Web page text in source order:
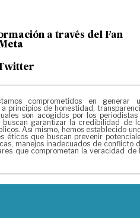
a través del Fan
comprometidos en generar
principios de honestidad,
son acogidos por los periodistas
garantizar la credibilidad de
Así mismo, hemos establecido
éticos que buscan prevenir
manejos inadecuados de conflicto
que comprometan la veracidad de